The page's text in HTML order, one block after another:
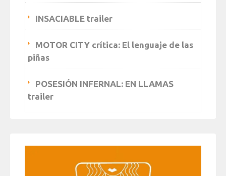
INSACIABLE trailer
MOTOR CITY crítica: El lenguaje de las
piñas
POSESIÓN INFERNAL: EN LLAMAS
trailer